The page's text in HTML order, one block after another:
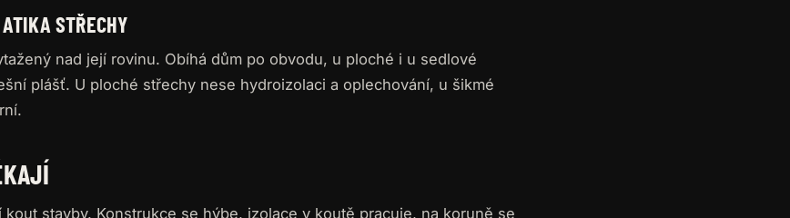
STŘECHY
nad její rovinu. Obíhá dům po obvodu, u ploché i u sedlové
plášť. U ploché střechy nese hydroizolaci a oplechování, u šikmé
kout stavby. Konstrukce se hýbe, izolace v koutě pracuje, na koruně se